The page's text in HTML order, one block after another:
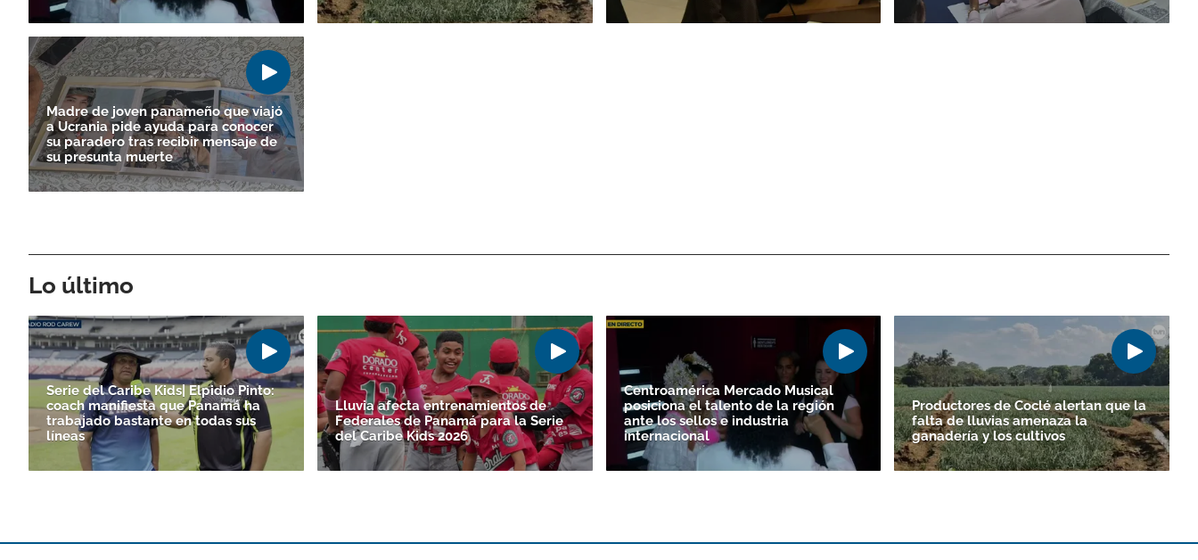
Madre de joven panameño que viajó
a Ucrania pide ayuda para conocer
su paradero tras recibir mensaje de
su presunta muerte
Lo último
Serie del Caribe Kids| Elpidio Pinto:
coach manifiesta que Panamá ha
trabajado bastante en todas sus
líneas
Lluvia afecta entrenamientos de
Federales de Panamá para la Serie
del Caribe Kids 2026
Centroamérica Mercado Musical
posiciona el talento de la región
ante los sellos e industria
internacional
Productores de Coclé alertan que la
falta de lluvias amenaza la
ganadería y los cultivos